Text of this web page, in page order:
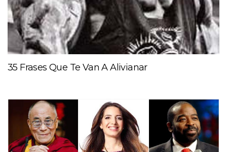
35 Frases Que Te Van A Alivianar